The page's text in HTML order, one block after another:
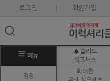
로그인 회원가입
메뉴
♠ 솔리드
실크셔츠
정장
화려한